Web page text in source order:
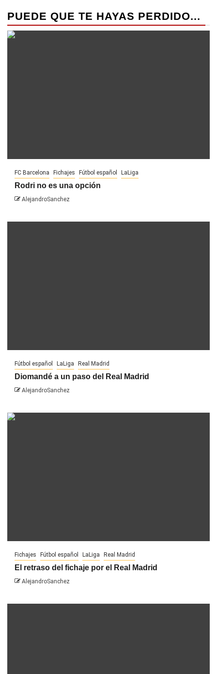
PUEDE QUE TE HAYAS PERDIDO...
FC Barcelona Fichajes Fútbol español LaLiga
Rodri no es una opción
AlejandroSanchez
Fútbol español LaLiga Real Madrid
Diomandé a un paso del Real Madrid
AlejandroSanchez
Fichajes Fútbol español LaLiga Real Madrid
El retraso del fichaje por el Real Madrid
AlejandroSanchez